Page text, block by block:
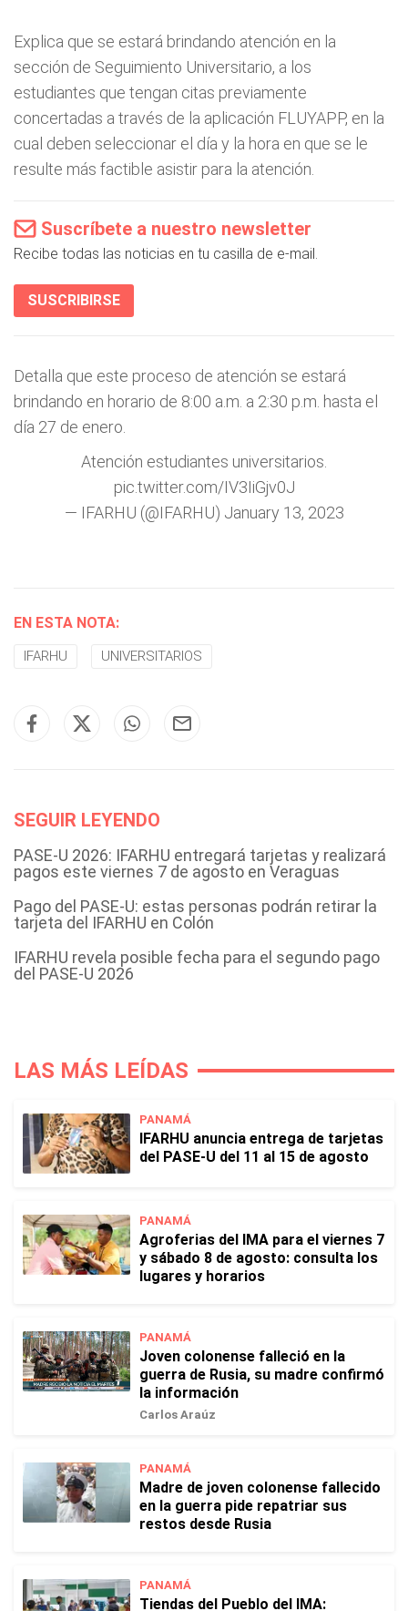
Explica que se estará brindando atención en la
sección de Seguimiento Universitario, a los
estudiantes que tengan citas previamente
concertadas a través de la aplicación FLUYAPP, en la
cual deben seleccionar el día y la hora en que se le
resulte más factible asistir para la atención.
Suscríbete a nuestro newsletter
Recibe todas las noticias en tu casilla de e-mail.
SUSCRIBIRSE
Detalla que este proceso de atención se estará
brindando en horario de 8:00 a.m. a 2:30 p.m. hasta el
día 27 de enero.
Atención estudiantes universitarios.
pic.twitter.com/IV3IiGjv0J
— IFARHU (@IFARHU) January 13, 2023
EN ESTA NOTA:
IFARHU UNIVERSITARIOS
SEGUIR LEYENDO
PASE-U 2026: IFARHU entregará tarjetas y realizará
pagos este viernes 7 de agosto en Veraguas
Pago del PASE-U: estas personas podrán retirar la
tarjeta del IFARHU en Colón
IFARHU revela posible fecha para el segundo pago
del PASE-U 2026
LAS MÁS LEÍDAS
PANAMÁ
IFARHU anuncia entrega de tarjetas
del PASE-U del 11 al 15 de agosto
PANAMÁ
Agroferias del IMA para el viernes 7
y sábado 8 de agosto: consulta los
lugares y horarios
PANAMÁ
Joven colonense falleció en la
guerra de Rusia, su madre confirmó
la información
Carlos Araúz
PANAMÁ
Madre de joven colonense fallecido
en la guerra pide repatriar sus
restos desde Rusia
PANAMÁ
Tiendas del Pueblo del IMA: